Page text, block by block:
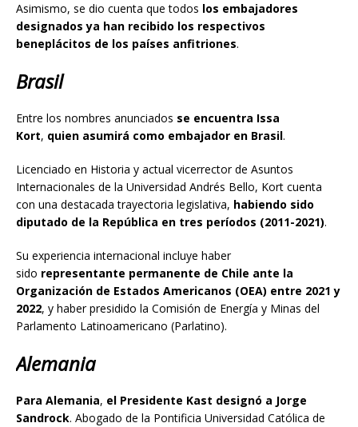
Asimismo, se dio cuenta que todos los embajadores
designados ya han recibido los respectivos
beneplácitos de los países anfitriones.
Brasil
Entre los nombres anunciados se encuentra Issa
Kort, quien asumirá como embajador en Brasil.
Licenciado en Historia y actual vicerrector de Asuntos
Internacionales de la Universidad Andrés Bello, Kort cuenta
con una destacada trayectoria legislativa, habiendo sido
diputado de la República en tres períodos (2011-2021).
Su experiencia internacional incluye haber
sido representante permanente de Chile ante la
Organización de Estados Americanos (OEA) entre 2021 y
2022, y haber presidido la Comisión de Energía y Minas del
Parlamento Latinoamericano (Parlatino).
Alemania
Para Alemania, el Presidente Kast designó a Jorge
Sandrock. Abogado de la Pontificia Universidad Católica de